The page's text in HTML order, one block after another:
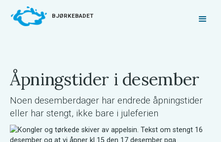
BJØRKEBADET
Åpningstider i desember
Noen desemberdager har endrede åpningstider
eller har stengt, ikke bare i juleferien